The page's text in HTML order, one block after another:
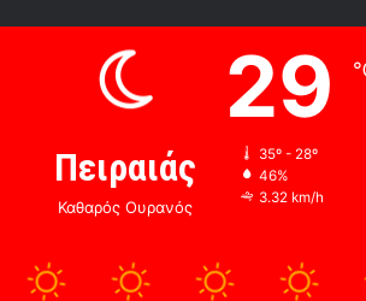
Πειραιάς
Καθαρός Ουρανός
29
35º - 28º
46%
3.32 km/h